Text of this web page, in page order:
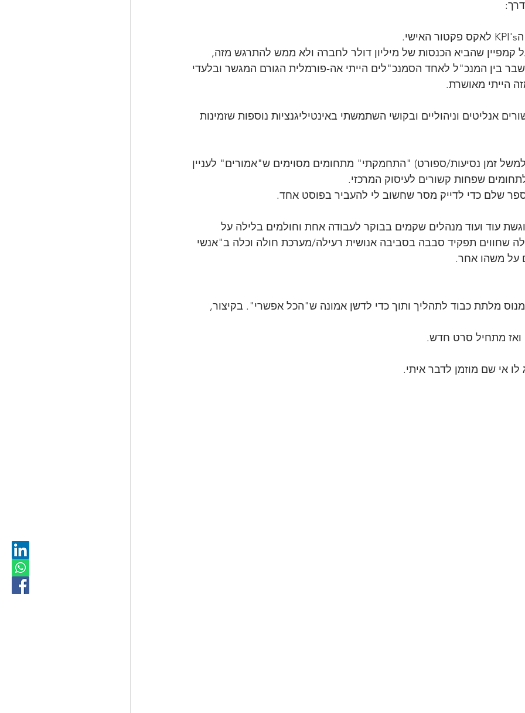
קמפיין שהביא הכנסות של מיליון דולר לחברה ולא ממש להתרגש מזה,
בין המנכ"ל לאחד הסמנכ"לים הייתי אה-פורמלית הגורם המגשר ובלעדי
הייתי מאושרת.
אנליטים וניהוליים ובקושי השתמשתי באינטיליגנציות נוספות שזמינות
זמן נסיעות/ספורט) "התחמקתי" מתחומים מסוימים ש"אמורים" לעניין
שפחות קשורים לעיסוק המרכזי.
ספר שלם כדי לדייק מסר שחשוב לי להעביר בפוסט אחד.
עוד ועוד מנהלים שקמים בבוקר לעבודה אחת וחולמים בלילה על
שחווים תפקיד סבבה בסביבה אנושית רעילה/מערכת חולה וכלה ב"אנשי
על משהו אחר.
מנוס מלתת כבוד לתהליך ותוך כדי לדשן אמונה ש"הכל אפשרי". בקיצור,
מתחיל סרט חדש.
אי שם מוזמן לדבר איתי.